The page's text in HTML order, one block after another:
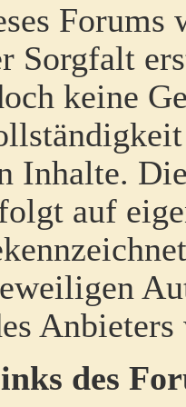
Forums
Sorgfalt
keine
Inhalte.
auf
Anbieters
des